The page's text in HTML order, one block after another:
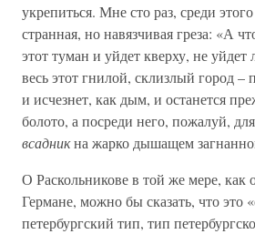
укрепиться. Мне сто раз, среди
странная, но навязчивая греза: «А
этот туман и уйдет кверху, не
весь этот гнилой, склизлый город –
и исчезнет, как дым, и останется
болото, а посреди него, пожалуй,
всадникна жарко дышащем
О Раскольникове в той же мере,
Германе, можно бы сказать, что это
петербургский тип, тип